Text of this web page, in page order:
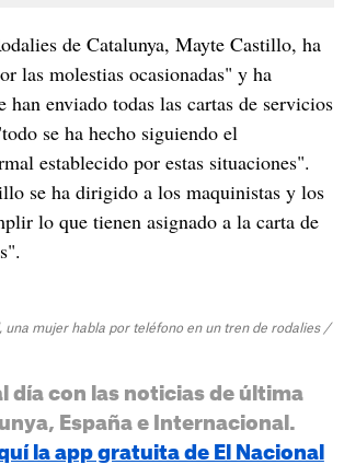
de Catalunya, Mayte Castillo, ha
las molestias ocasionadas" y ha
han enviado todas las cartas de servicios
se ha hecho siguiendo el
establecido por estas situaciones".
se ha dirigido a los maquinistas y los
lo que tienen asignado a la carta de
una mujer habla por teléfono en un tren de rodalies /
día con las noticias de última
España e Internacional.
la app gratuita de El Nacional